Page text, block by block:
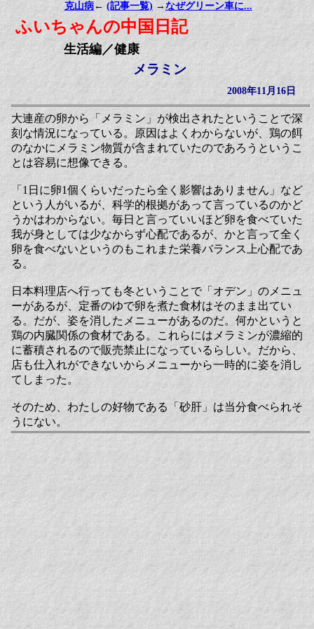
克山病 ← (記事一覧) →なぜグリーン車に...
ふいちゃんの中国日記
生活編／健康
メラミン
2008年11月16日
大連産の卵から「メラミン」が検出されたということで深
刻な情況になっている。原因はよくわからないが、鶏の餌
のなかにメラミン物質が含まれていたのであろうというこ
とは容易に想像できる。
「1日に卵1個くらいだったら全く影響はありません」など
という人がいるが、科学的根拠があって言っているのかど
うかはわからない。毎日と言っていいほど卵を食べていた
我が身としては少なからず心配であるが、かと言って全く
卵を食べないというのもこれまた栄養バランス上心配であ
る。
日本料理店へ行っても冬ということで「オデン」のメニュ
ーがあるが、定番のゆで卵を煮た食材はそのまま出てい
る。だが、姿を消したメニューがあるのだ。何かというと
鶏の内臓関係の食材である。これらにはメラミンが濃縮的
に蓄積されるので販売禁止になっているらしい。だから、
店も仕入れができないからメニューから一時的に姿を消し
てしまった。
そのため、わたしの好物である「砂肝」は当分食べられそ
うにない。